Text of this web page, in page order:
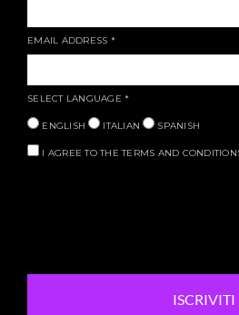
EMAIL ADDRESS *
SELECT LANGUAGE *
ENGLISH ITALIAN SPANISH
I AGREE TO THE TERMS AND
ISCRIVITI